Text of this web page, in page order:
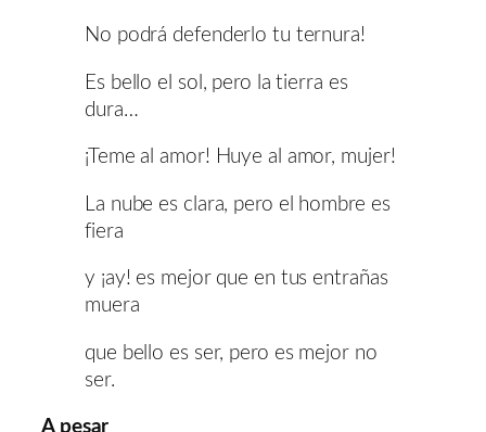
No podrá defenderlo tu ternura!
Es bello el sol, pero la tierra es
dura…
¡Teme al amor! Huye al amor, mujer!
La nube es clara, pero el hombre es
fiera
y ¡ay! es mejor que en tus entrañas
muera
que bello es ser, pero es mejor no
ser.
A pesar